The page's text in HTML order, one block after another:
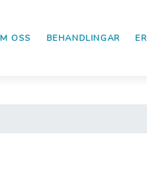
OSS BEHANDLINGAR